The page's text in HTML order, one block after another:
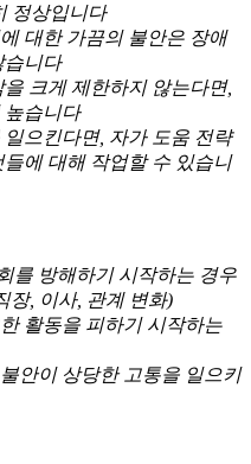
정상입니다
대한 가끔의 불안은 장애
습니다
크게 제한하지 않는다면,
높습니다
으킨다면, 자가 도움 전략
에 대해 작업할 수 있습니
를 방해하기 시작하는 경우
장, 이사, 관계 변화)
활동을 피하기 시작하는
안이 상당한 고통을 일으키